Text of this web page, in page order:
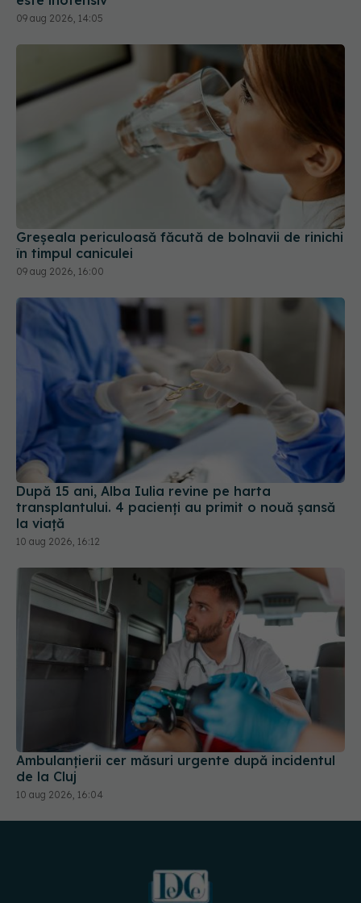
Greșeala periculoasă făcută de bolnavii de rinichi
După 15 ani, Alba Iulia revine pe harta
transplantului. 4 pacienți au primit o nouă șansă
la viață
10 aug 2026, 16:12
Ambulanțierii cer măsuri urgente după incidentul
10 aug 2026, 16:04
URMĂREȘTE-NE PE: